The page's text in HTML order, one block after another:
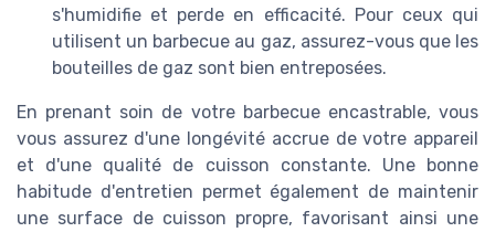
s'humidifie et perde en efficacité. Pour ceux qui
utilisent un barbecue au gaz, assurez-vous que les
bouteilles de gaz sont bien entreposées.
En prenant soin de votre barbecue encastrable, vous
vous assurez d'une longévité accrue de votre appareil
et d'une qualité de cuisson constante. Une bonne
habitude d'entretien permet également de maintenir
une surface de cuisson propre, favorisant ainsi une